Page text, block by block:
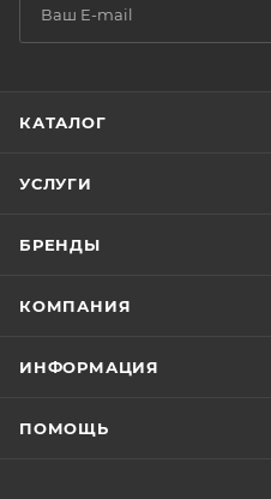
КАТАЛОГ
УСЛУГИ
БРЕНДЫ
КОМПАНИЯ
ИНФОРМАЦИЯ
ПОМОЩЬ